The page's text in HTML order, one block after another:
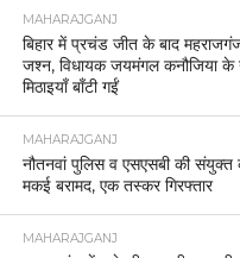
MAHARAJGANJ
बिहार में प्रचंड जीत के बाद
जश्न, विधायक जयमंगल कनौजिया
मिठाइयाँ बाँटी गईं
MAHARAJGANJ
नौतनवां पुलिस व एसएसबी की संयुक्त
मकई बरामद, एक तस्कर गिरफ्तार
MAHARAJGANJ